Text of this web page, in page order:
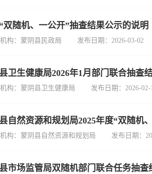
双随机、一公开”抽查结果公示的说明
构：蒙阴县民政局 发布日期：2026-03-02
卫生健康局2026年1月部门联合抽查
构：蒙阴县卫生健康局 发布日期：2026-02-
自然资源和规划局2025年度“双随机
构：蒙阴县自然资源和规划局 发布日期：
市场监管局双随机部门联合任务抽查